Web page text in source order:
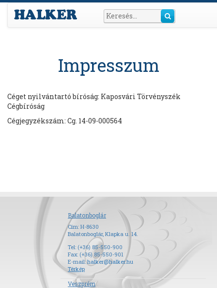
Impresszum
Céget nyilvántartó bíróság: Kaposvári Törvényszék
Cégbíróság
Cégjegyzékszám: Cg. 14-09-000564
Balatonboglár
Cím: H-8630
Balatonboglár, Klapka u. 14.
Tel: (+36) 85-550-900
Fax: (+36) 85-550-901
E-mail:halker@halker.hu
Térkép
Veszprém